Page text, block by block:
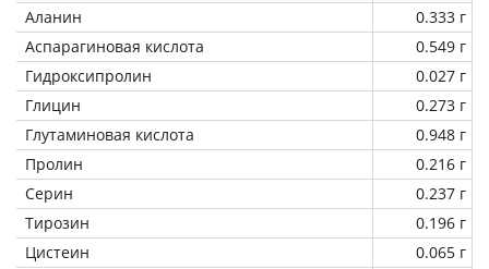
Аланин
0.333 г
Аспарагиновая кислота
0.549 г
Гидроксипролин
0.027 г
Глицин
0.273 г
Глутаминовая кислота
0.948 г
Пролин
0.216 г
Серин
0.237 г
Тирозин
0.196 г
Цистеин
0.065 г